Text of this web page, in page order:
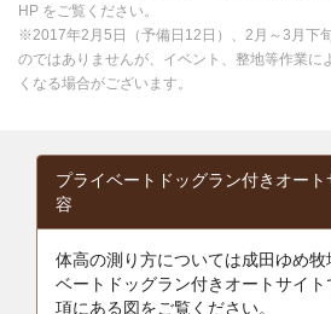
HP をご覧ください。
※2017年2月5日（予備日12日）、2月～3月下
のではありませんが、イベント、整地等作業に
くなる場合がございます。
プライベートドッグラン付きオー
容
体高の測り方については成田ゆめ
ベートドッグラン付きオートサイ
項にある図をご覧ください。